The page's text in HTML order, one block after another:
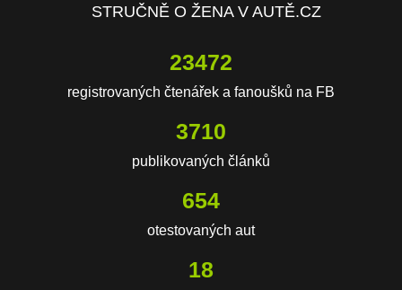
STRUČNĚ O ŽENA V AUTĚ.CZ
23472
registrovaných čtenářek a fanoušků na FB
3710
publikovaných článků
654
otestovaných aut
18